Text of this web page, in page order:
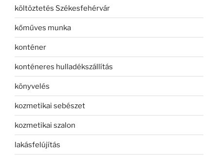
költöztetés Székesfehérvár
kőműves munka
konténer
konténeres hulladékszállítás
könyvelés
kozmetikai sebészet
kozmetikai szalon
lakásfelújítás